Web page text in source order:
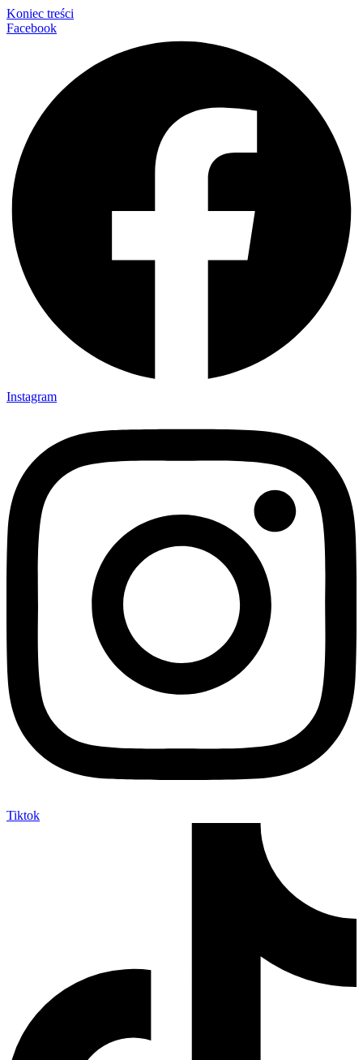
Koniec treści
Facebook
Instagram
Tiktok